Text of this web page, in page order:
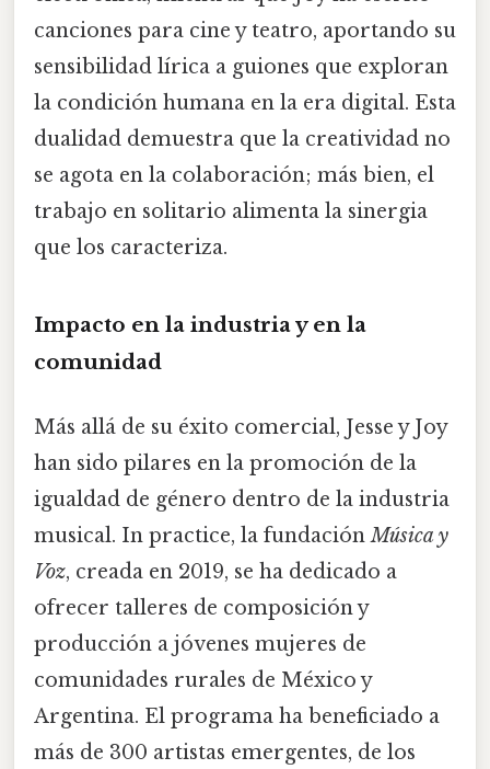
canciones para cine y teatro, aportando su
sensibilidad lírica a guiones que exploran
la condición humana en la era digital. Esta
dualidad demuestra que la creatividad no
se agota en la colaboración; más bien, el
trabajo en solitario alimenta la sinergia
que los caracteriza.
Impacto en la industria y en la
comunidad
Más allá de su éxito comercial, Jesse y Joy
han sido pilares en la promoción de la
igualdad de género dentro de la industria
musical. In practice, la fundaciónMúsica y
Voz, creada en 2019, se ha dedicado a
ofrecer talleres de composición y
producción a jóvenes mujeres de
comunidades rurales de México y
Argentina. El programa ha beneficiado a
más de 300 artistas emergentes, de los